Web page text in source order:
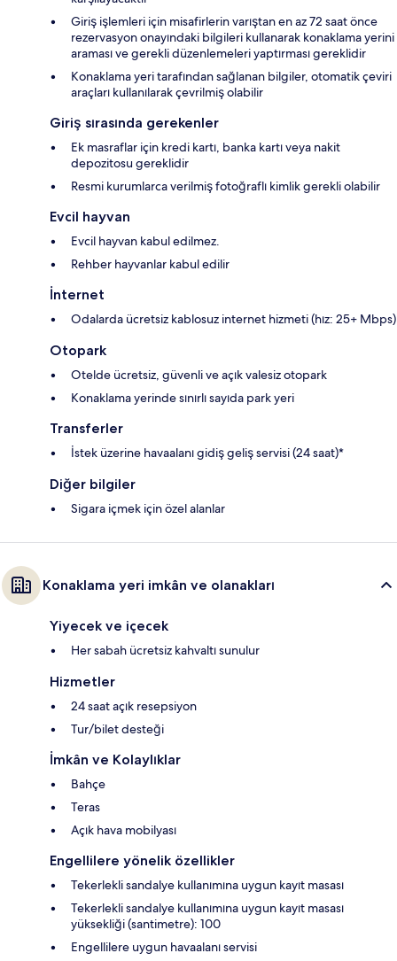
Giriş işlemleri için misafirlerin varıştan en az 72 saat önce
rezervasyon onayındaki bilgileri kullanarak konaklama yerini
araması ve gerekli düzenlemeleri yaptırması gereklidir
Konaklama yeri tarafından sağlanan bilgiler, otomatik çeviri
araçları kullanılarak çevrilmiş olabilir
Giriş sırasında gerekenler
Ek masraflar için kredi kartı, banka kartı veya nakit
depozitosu gereklidir
Resmi kurumlarca verilmiş fotoğraflı kimlik gerekli olabilir
Evcil hayvan
Evcil hayvan kabul edilmez.
Rehber hayvanlar kabul edilir
İnternet
Odalarda ücretsiz kablosuz internet hizmeti (hız: 25+ Mbps)
Otopark
Otelde ücretsiz, güvenli ve açık valesiz otopark
Konaklama yerinde sınırlı sayıda park yeri
Transferler
İstek üzerine havaalanı gidiş geliş servisi (24 saat)*
Diğer bilgiler
Sigara içmek için özel alanlar
Konaklama yeri imkân ve olanakları
Yiyecek ve içecek
Her sabah ücretsiz kahvaltı sunulur
Hizmetler
24 saat açık resepsiyon
Tur/bilet desteği
İmkân ve Kolaylıklar
Bahçe
Teras
Açık hava mobilyası
Engellilere yönelik özellikler
Tekerlekli sandalye kullanımına uygun kayıt masası
Tekerlekli sandalye kullanımına uygun kayıt masası
yüksekliği (santimetre): 100
Engellilere uygun havaalanı servisi